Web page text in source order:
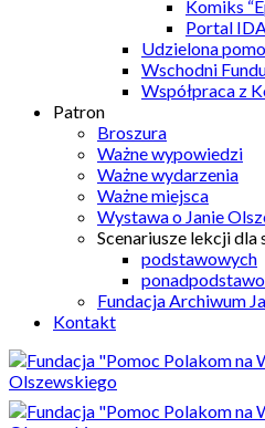
Komiks
Portal
Udzielona
Wschodni
Współpraca z
Patron
Broszura
Ważne wypowiedzi
Ważne wydarzenia
Ważne miejsca
Wystawa o Janie
Scenariusze lekcji dla
podstawowych
Fundacja Archiwum
Kontakt